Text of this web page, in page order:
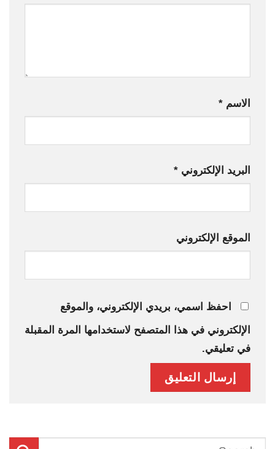
الاسم *
البريد الإلكتروني *
الموقع الإلكتروني
احفظ اسمي، بريدي الإلكتروني، والموقع
الإلكتروني في هذا المتصفح لاستخدامها المرة المقبلة
في تعليقي.